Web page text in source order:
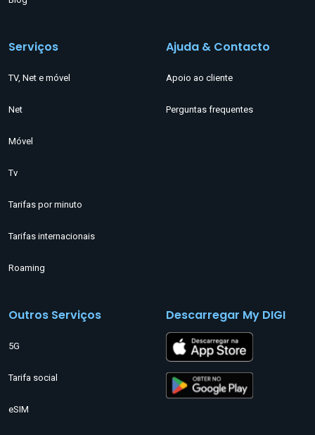
Serviços
TV, Net e móvel
Net
Móvel
Tv
Tarifas por minuto
Tarifas internacionais
Roaming
Ajuda & Contacto
Apoio ao cliente
Perguntas frequentes
Outros Serviços
5G
Tarifa social
eSIM
Descarregar My DIGI